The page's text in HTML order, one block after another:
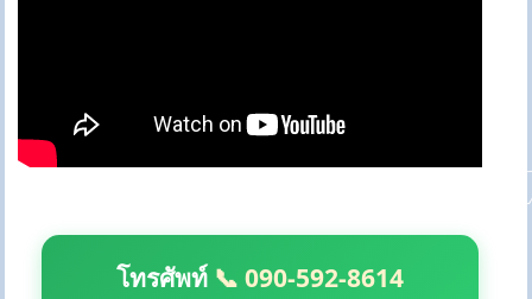
โทรศัพท์ 📞 090-592-8614